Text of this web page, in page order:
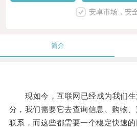
安卓市场，安
简介
现如今，互联网已经成为我们生
分，我们需要它去查询信息、购物
联系，而这些都需要一个稳定快速的